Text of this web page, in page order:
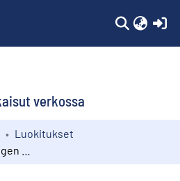
verkossa
Luokitukset